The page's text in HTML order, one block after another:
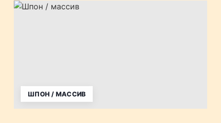
ШПОН / МАССИВ